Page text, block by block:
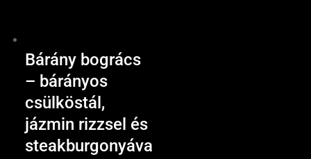
Bárány bogrács
– bárányos
csülköstál,
jázmin rizzsel és
steakburgonyáva